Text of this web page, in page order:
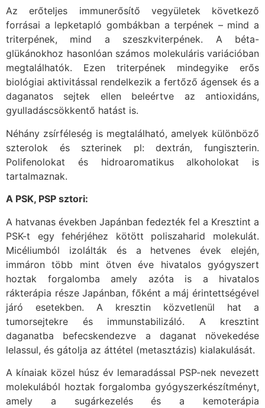
Az erőteljes immunerősítő vegyületek következő
forrásai a lepketapló gombákban a terpének – mind a
triterpének, mind a szeszkviterpének. A béta-
glükánokhoz hasonlóan számos molekuláris variációban
megtalálhatók. Ezen triterpének mindegyike erős
biológiai aktivitással rendelkezik a fertőző ágensek és a
daganatos sejtek ellen beleértve az antioxidáns,
gyulladáscsökkentő hatást is.
Néhány zsírféleség is megtalálható, amelyek különböző
szterolok és szterinek pl: dextrán, fungiszterin.
Polifenolokat és hidroaromatikus alkoholokat is
tartalmaznak.
A PSK, PSP sztori:
A hatvanas években Japánban fedezték fel a Kresztint a
PSK-t egy fehérjéhez kötött poliszaharid molekulát.
Micéliumból izolálták és a hetvenes évek elején,
immáron több mint ötven éve hivatalos gyógyszert
hoztak forgalomba amely azóta is a hivatalos
rákterápia része Japánban, főként a máj érintettségével
járó esetekben. A kresztin közvetlenül hat a
tumorsejtekre és immunstabilizáló. A kresztint
daganatba befecskendezve a daganat növekedése
lelassul, és gátolja az áttétel (metasztázis) kialakulását.
A kínaiak közel húsz év lemaradással PSP-nek nevezett
molekulából hoztak forgalomba gyógyszerkészítményt,
amely a sugárkezelés és a kemoterápia